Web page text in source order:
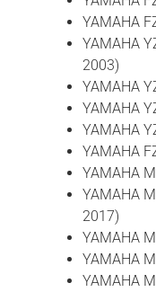
YAMAHA
YAMAHA
2003)
YAMAHA
YAMAHA
YAMAHA
YAMAHA
YAMAHA
YAMAHA
2017)
YAMAHA
YAMAHA
YAMAHA